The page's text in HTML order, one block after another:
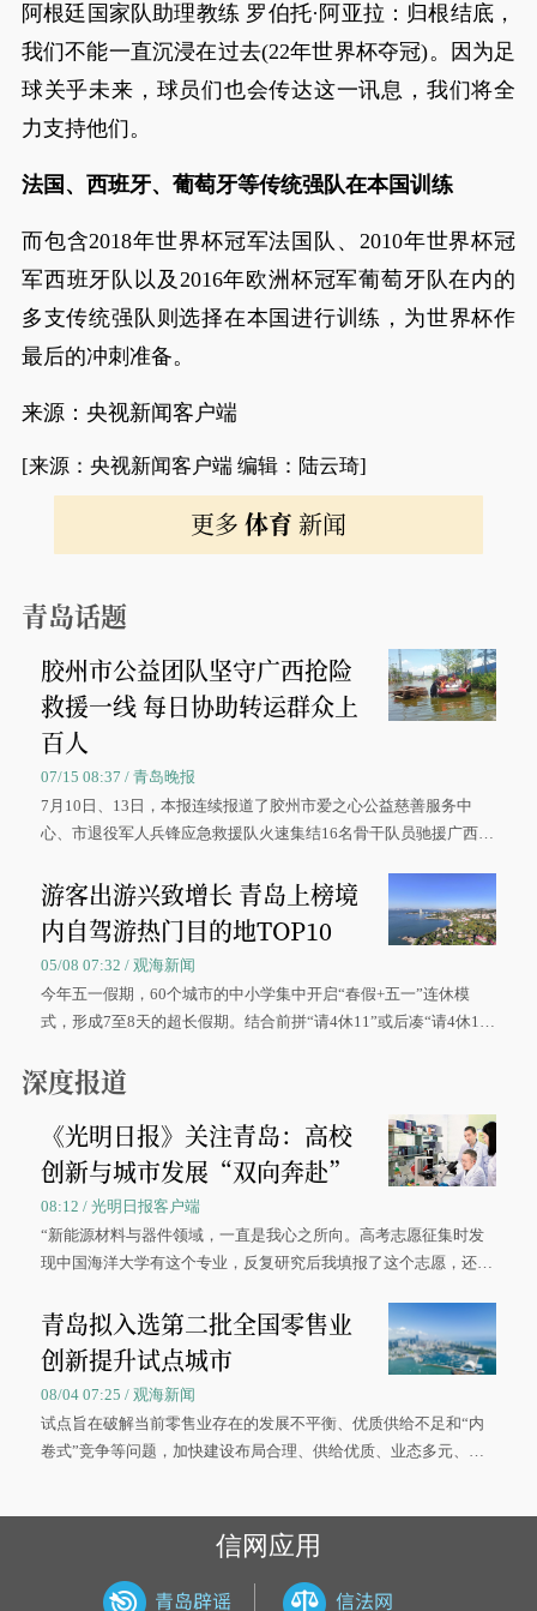
阿根廷国家队助理教练 罗伯托·阿亚拉：归根结底，
我们不能一直沉浸在过去(22年世界杯夺冠)。因为足
球关乎未来，球员们也会传达这一讯息，我们将全
力支持他们。
法国、西班牙、葡萄牙等传统强队在本国训练
而包含2018年世界杯冠军法国队、2010年世界杯冠
军西班牙队以及2016年欧洲杯冠军葡萄牙队在内的
多支传统强队则选择在本国进行训练，为世界杯作
最后的冲刺准备。
来源：央视新闻客户端
[来源：央视新闻客户端 编辑：陆云琦]
更多 体育 新闻
青岛话题
胶州市公益团队坚守广西抢险
救援一线 每日协助转运群众上
百人
07/15 08:37 / 青岛晚报
7月10日、13日，本报连续报道了胶州市爱之心公益慈善服务中
心、市退役军人兵锋应急救援队火速集结16名骨干队员驰援广西灾
游客出游兴致增长 青岛上榜境
内自驾游热门目的地TOP10
05/08 07:32 / 观海新闻
今年五一假期，60个城市的中小学集中开启“春假+五一”连休模
式，形成7至8天的超长假期。结合前拼“请4休11”或后凑“请4休1
深度报道
《光明日报》关注青岛：高校
创新与城市发展“双向奔赴”
08:12 / 光明日报客户端
“新能源材料与器件领域，一直是我心之所向。高考志愿征集时发
现中国海洋大学有这个专业，反复研究后我填报了这个志愿，还真
大学材料科学与工程学院材料类专业的录取通知书。
青岛拟入选第二批全国零售业
创新提升试点城市
08/04 07:25 / 观海新闻
试点旨在破解当前零售业存在的发展不平衡、优质供给不足和“内
卷式”竞争等问题，加快建设布局合理、供给优质、业态多元、智
信网应用